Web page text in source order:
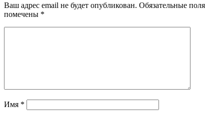
Ваш адрес email не будет опубликован. Обязательные поля
помечены *
Имя *